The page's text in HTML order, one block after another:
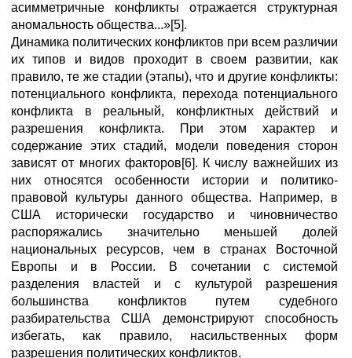
асимметричные конфликты отражается структурная
аномальность общества...»[5].
Динамика политических конфликтов при всем различии
их типов и видов проходит в своем развитии, как
правило, те же стадии (этапы), что и другие конфликты:
потенциального конфликта, перехода потенциального
конфликта в реальный, конфликтных действий и
разрешения конфликта. При этом характер и
содержание этих стадий, модели поведения сторон
зависят от многих факторов[6]. К числу важнейших из
них относятся особенности истории и политико-
правовой культуры данного общества. Например, в
США исторически государство и чиновничество
распоряжались значительно меньшей долей
национальных ресурсов, чем в странах Восточной
Европы и в России. В сочетании с системой
разделения властей и с культурой разрешения
большинства конфликтов путем судебного
разбирательства США демонстрируют способность
избегать, как правило, насильственных форм
разрешения политических конфликтов.